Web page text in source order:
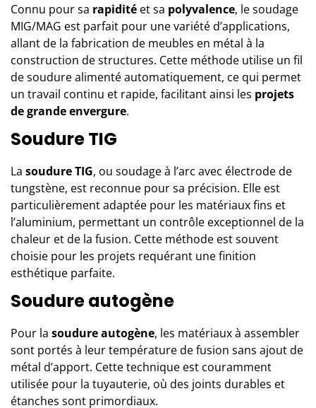
Connu pour sa rapidité et sa polyvalence, le soudage
MIG/MAG est parfait pour une variété d’applications,
allant de la fabrication de meubles en métal à la
construction de structures. Cette méthode utilise un fil
de soudure alimenté automatiquement, ce qui permet
un travail continu et rapide, facilitant ainsi les projets
de grande envergure.
Soudure TIG
La soudure TIG, ou soudage à l’arc avec électrode de
tungstène, est reconnue pour sa précision. Elle est
particulièrement adaptée pour les matériaux fins et
l’aluminium, permettant un contrôle exceptionnel de la
chaleur et de la fusion. Cette méthode est souvent
choisie pour les projets requérant une finition
esthétique parfaite.
Soudure autogène
Pour la soudure autogène, les matériaux à assembler
sont portés à leur température de fusion sans ajout de
métal d’apport. Cette technique est couramment
utilisée pour la tuyauterie, où des joints durables et
étanches sont primordiaux.